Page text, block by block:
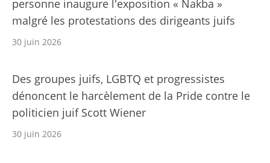
personne inaugure l'exposition « Nakba »
malgré les protestations des dirigeants juifs
30 juin 2026
Des groupes juifs, LGBTQ et progressistes
dénoncent le harcèlement de la Pride contre le
politicien juif Scott Wiener
30 juin 2026